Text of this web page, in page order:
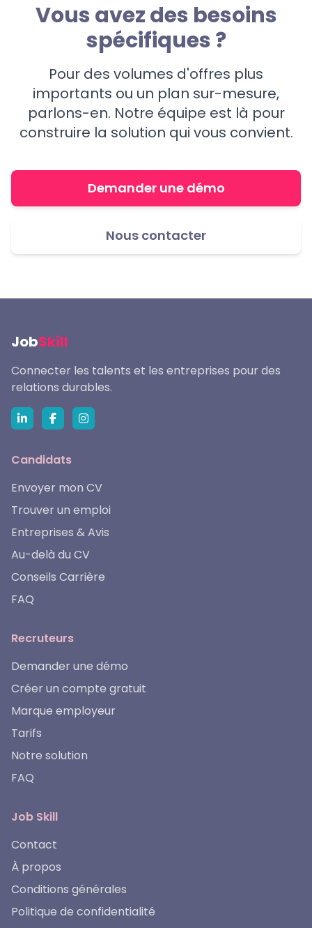
Vous avez des besoins
spécifiques ?
Pour des volumes d'offres plus
importants ou un plan sur-mesure,
parlons-en. Notre équipe est là pour
construire la solution qui vous convient.
Demander une démo
Nous contacter
JobSkill
Connecter les talents et les entreprises pour des
relations durables.
Candidats
Envoyer mon CV
Trouver un emploi
Entreprises & Avis
Au-delà du CV
Conseils Carrière
FAQ
Recruteurs
Demander une démo
Créer un compte gratuit
Marque employeur
Tarifs
Notre solution
FAQ
Job Skill
Contact
À propos
Conditions générales
Politique de confidentialité